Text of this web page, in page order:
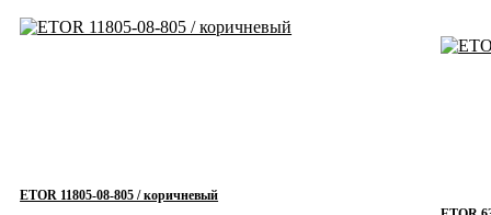
ETOR 11805-08-805 / коричневый